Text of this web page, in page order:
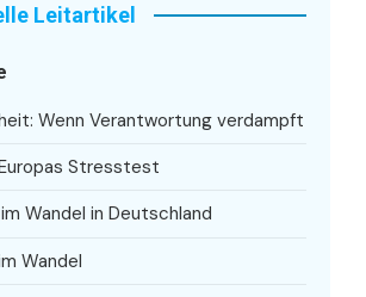
Leitartikel
Wenn Verantwortung verdampft
Stresstest
Wandel in Deutschland
Wandel